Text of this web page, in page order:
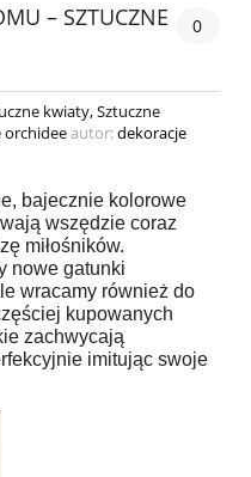
– SZTUCZNE
0
kwiaty,Sztuczne
orchideeautor:dekoracje
bajecznie kolorowe
wszędzie coraz
miłośników.
nowe gatunki
wracamy również do
kupowanych
zachwycają
imitując swoje